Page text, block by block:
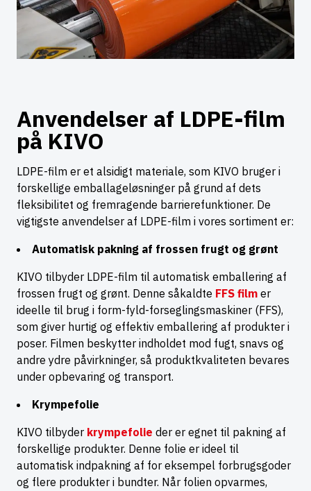
Anvendelser af LDPE-film
på KIVO
LDPE-film er et alsidigt materiale, som KIVO bruger i
forskellige emballageløsninger på grund af dets
fleksibilitet og fremragende barrierefunktioner. De
vigtigste anvendelser af LDPE-film i vores sortiment er:
Automatisk pakning af frossen frugt og grønt
KIVO tilbyder LDPE-film til automatisk emballering af
frossen frugt og grønt. Denne såkaldte FFS film er
ideelle til brug i form-fyld-forseglingsmaskiner (FFS),
som giver hurtig og effektiv emballering af produkter i
poser. Filmen beskytter indholdet mod fugt, snavs og
andre ydre påvirkninger, så produktkvaliteten bevares
under opbevaring og transport.
Krympefolie
KIVO tilbyder krympefolie der er egnet til pakning af
forskellige produkter. Denne folie er ideel til
automatisk indpakning af for eksempel forbrugsgoder
og flere produkter i bundter. Når folien opvarmes,